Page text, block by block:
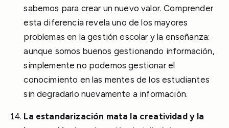
sabemos para crear un nuevo valor. Comprender
esta diferencia revela uno de los mayores
problemas en la gestión escolar y la enseñanza:
aunque somos buenos gestionando información,
simplemente no podemos gestionar el
conocimiento en las mentes de los estudiantes
sin degradarlo nuevamente a información.
La estandarización mata la creatividad y la